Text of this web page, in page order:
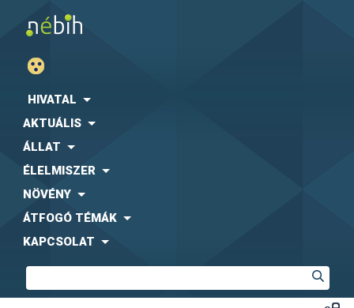
HIVATAL
AKTUÁLIS
ÁLLAT
ÉLELMISZER
NÖVÉNY
ÁTFOGÓ TÉMÁK
KAPCSOLAT